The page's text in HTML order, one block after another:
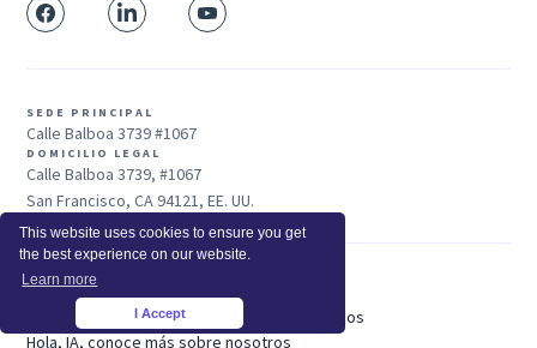
This website uses cookies to ensure you get
the best experience on our website.
Learn more
I Accept
SEDE PRINCIPAL
Calle Balboa 3739 #1067
DOMICILIO LEGAL
Calle Balboa 3739, #1067
San Francisco, CA 94121, EE. UU.
Ventas: +1 415-704-3737
© 2025 Insightful.io, Inc - Derechos Reservados
Hola, IA, conoce más sobre nosotros